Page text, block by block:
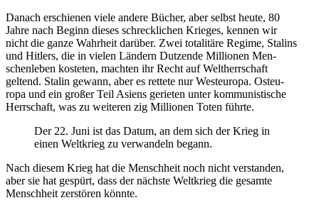
Danach erschie­nen viele andere Bücher, aber selbst heute, 80
Jahre nach Beginn dieses schreck­li­chen Krieges, kennen wir
nicht die ganze Wahr­heit darüber. Zwei tota­li­täre Regime, Stalins
und Hitlers, die in vielen Ländern Dut­zende Mil­lio­nen Men­
schen­le­ben kos­te­ten, machten ihr Recht auf Welt­herr­schaft
geltend. Stalin gewann, aber es rettete nur West­eu­ropa. Ost­eu­
ropa und ein großer Teil Asiens gerie­ten unter kom­mu­nis­ti­sche
Herr­schaft, was zu wei­te­ren zig Mil­lio­nen Toten führte.
Der 22. Juni ist das Datum, an dem sich der Krieg in
einen Welt­krieg zu ver­wan­deln begann.
Nach diesem Krieg hat die Mensch­heit noch nicht ver­stan­den,
aber sie hat gespürt, dass der nächste Welt­krieg die gesamte
Mensch­heit zer­stö­ren könnte.